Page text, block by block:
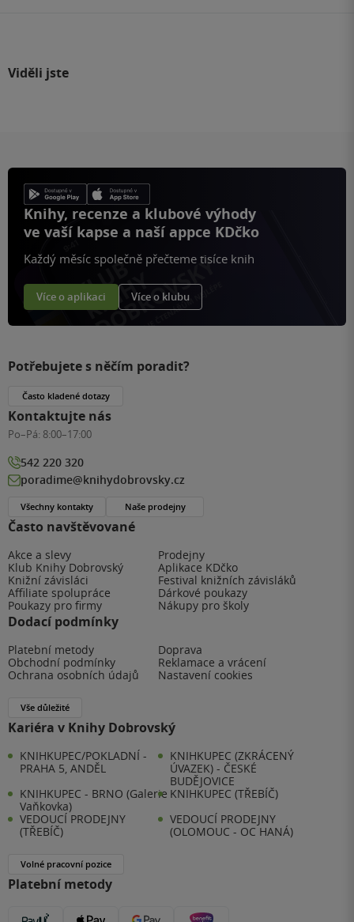
Viděli jste
Knihy, recenze a klubové výhody
ve vaší kapse a naší appce KDčko
Každý měsíc společně přečteme tisíce knih
Více o aplikaci Více o klubu
Často navštěvované
Akce a slevy
Prodejny
Klub Knihy Dobrovský
Aplikace KDčko
Knižní závisláci
Festival knižních závisláků
Affiliate spolupráce
Dárkové poukazy
Poukazy pro firmy
Nákupy pro školy
Dodací podmínky
Platební metody
Doprava
Obchodní podmínky
Reklamace a vrácení
Ochrana osobních údajů
Nastavení cookies
Vše důležité
Kariéra v Knihy Dobrovský
KNIHKUPEC/POKLADNÍ -
PRAHA 5, ANDĚL
KNIHKUPEC (ZKRÁCENÝ
ÚVAZEK) - ČESKÉ
BUDĚJOVICE
KNIHKUPEC - BRNO (Galerie
Vaňkovka)
KNIHKUPEC (TŘEBÍČ)
VEDOUCÍ PRODEJNY
(TŘEBÍČ)
VEDOUCÍ PRODEJNY
(OLOMOUC - OC HANÁ)
Volné pracovní pozice
Platební metody
Potřebujete s něčím poradit?
Často kladené dotazy
Kontaktujte nás
Po–Pá: 8:00–17:00
542 220 320
poradime@knihydobrovsky.cz
Všechny kontakty Naše prodejny